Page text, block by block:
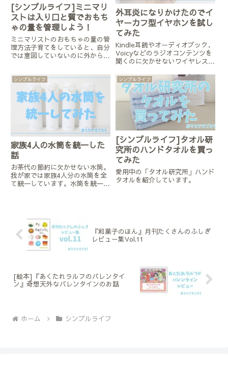
[シンプルライフ]ミニマリ
ストは入り口と質でおもち
ゃの量を管理しよう！
ミニマリストのおもちゃの量の管
理方法子育てをしていると、自分
では意図していないのに外からど
きます。よほど「物を増やしたく
ない」という強い意志を持ってい
ないと、全てを避けるのはかな
り...
外耳炎になりかけたのでイ
ヤーカフ型イヤホンを試し
てみた
Kindle耳読やオーディオブック、
Voicyなどのラジオコンテンツを
聞くのに欠かせないワイヤレスイ
いう耳に差し込むタイプのワイヤ
レスイヤホンを購入し、２年半以
上トラブルなく愛用していまし
た。と...
シンプルライフ
家族4人の水筒を統一した
話
お茶代の節約に欠かせない水筒。
我が家では家族4人分の水筒を全
て統一しています。水筒を統一す
全員が水筒を持っていくので、洗
うたびに4人分のボトル、分解さ
れ...
シンプルライフ
[シンプルライフ]タオル研
究所のハンドタオルを買っ
てみた
愛用中の「タオル研究所」ハンド
タオルを紹介しています。
『和菓子のほん』月刊たくさんのふしぎ
レビュー集Vol.11
[絵本]『あくたれラルフのバレンタイ
ン』奇想天外なバレンタインのお話
ホーム シンプルライフ